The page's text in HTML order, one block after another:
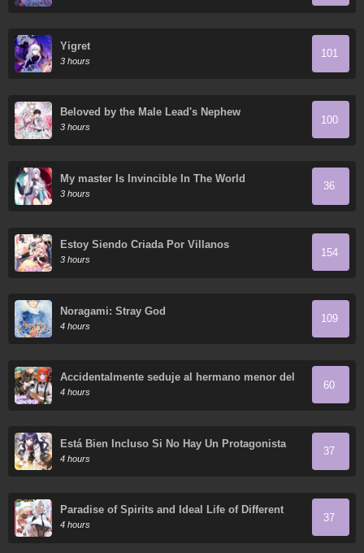
Yigret
3 hours
101
Beloved by the Male Lead's Nephew
3 hours
100
My master Is Invincible In The World
3 hours
36
Estoy Siendo Criada Por Villanos
3 hours
154
Noragami: Stray God
4 hours
109
Accidentalmente seduje al hermano menor del
protagonista masculino
4 hours
60
Está Bien Incluso Si No Hay Un Protagonista
Masculino
4 hours
37
Paradise of Spirits and Ideal Life of Different
World
4 hours
37